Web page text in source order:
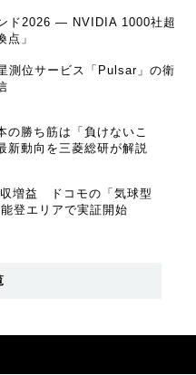
ド2026 ― NVIDIA 1000社超
点」
測位サービス「Pulsar」の衛
の勝ち筋は「負けないこ
動向を三菱総研が解説
増益 ドコモの「気球型
登エリアで実証開始